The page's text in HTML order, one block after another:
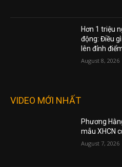
Hơn 1 triệu
động: Điều
lên đỉnh
August 8, 2026
VIDEO MỚI NHẤT
Phương
mẫu XHCN
August 7, 2026